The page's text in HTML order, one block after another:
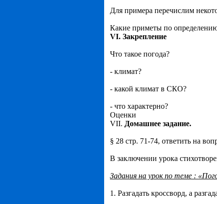
Для примера перечислим
Какие приметы по
VI. Закрепление
Что такое погода?
- климат?
- какой климат в СКО?
- что характерно?
Оценки
VII. Домашнее задание.
§ 28 стр. 71-74, ответить на
В заключении урока
Задания на урок по теме :
1. Разгадать кроссворд, а